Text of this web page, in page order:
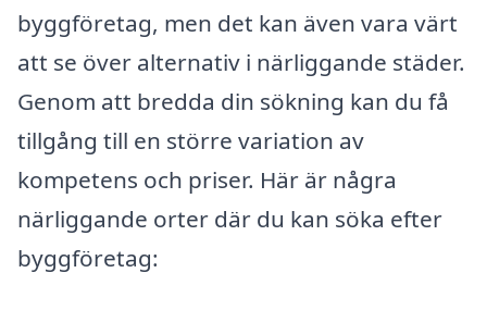
byggföretag, men det kan även vara värt
att se över alternativ i närliggande städer.
Genom att bredda din sökning kan du få
tillgång till en större variation av
kompetens och priser. Här är några
närliggande orter där du kan söka efter
byggföretag: